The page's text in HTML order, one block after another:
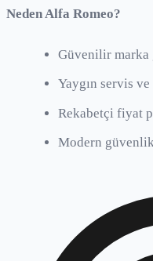
NedenAlfa Romeo?
Güvenilir marka
Yaygın servis
Rekabetçi fiyat
Modern